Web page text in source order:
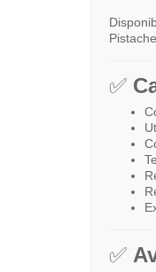
✅
✅